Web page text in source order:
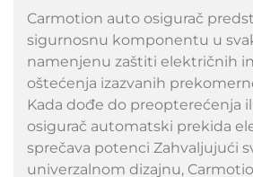
Carmotion auto osigurač
sigurnosnu komponentu u
namenjenu zaštiti električnih
oštećenja izazvanih
Kada dođe do preopterećenja
osigurač automatski prekida
sprečava potenci Zahvaljujući
univerzalnom dizajnu,